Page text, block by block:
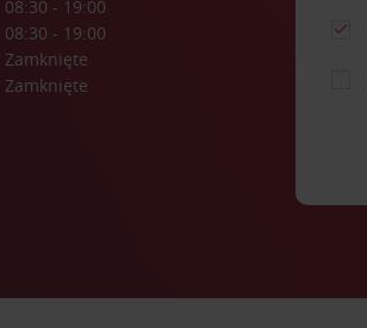
08:30 - 19:00
08:30 - 19:00
Zamknięte
Zamknięte